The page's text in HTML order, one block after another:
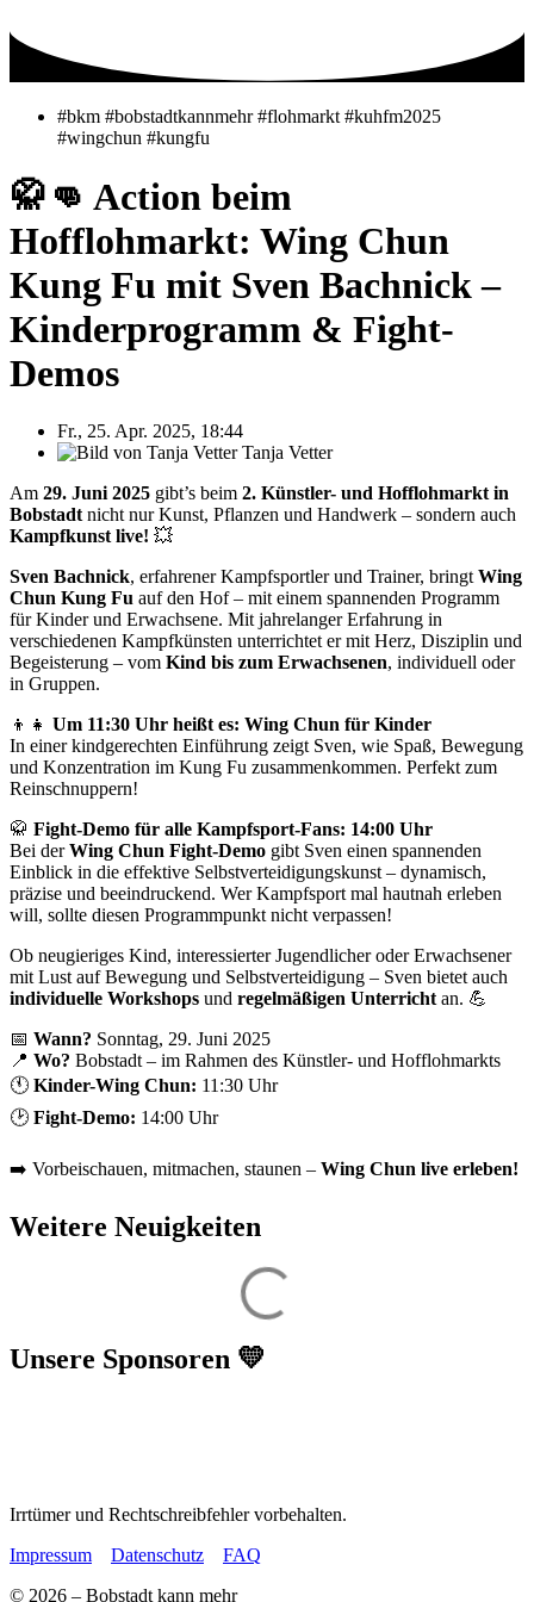
Inhalt
springen
#bkm #bobstadtkannmehr #flohmarkt #kuhfm2025
#wingchun #kungfu
🥋👊 Action beim
Hofflohmarkt: Wing Chun
Kung Fu mit Sven Bachnick –
Kinderprogramm & Fight-
Demos
Fr., 25. Apr. 2025, 18:44
Tanja Vetter
Am 29. Juni 2025 gibt’s beim 2. Künstler- und Hofflohmarkt in
Bobstadt nicht nur Kunst, Pflanzen und Handwerk – sondern auch
Kampfkunst live! 💥
Sven Bachnick, erfahrener Kampfsportler und Trainer, bringt Wing
Chun Kung Fu auf den Hof – mit einem spannenden Programm
für Kinder und Erwachsene. Mit jahrelanger Erfahrung in
verschiedenen Kampfkünsten unterrichtet er mit Herz, Disziplin und
Begeisterung – vom Kind bis zum Erwachsenen, individuell oder
in Gruppen.
👦👧 Um 11:30 Uhr heißt es: Wing Chun für Kinder
In einer kindgerechten Einführung zeigt Sven, wie Spaß, Bewegung
und Konzentration im Kung Fu zusammenkommen. Perfekt zum
Reinschnuppern!
🥋 Fight-Demo für alle Kampfsport-Fans: 14:00 Uhr
Bei derWing Chun Fight-Demo gibt Sven einen spannenden
Einblick in die effektive Selbstverteidigungskunst – dynamisch,
präzise und beeindruckend. Wer Kampfsport mal hautnah erleben
will, sollte diesen Programmpunkt nicht verpassen!
Ob neugieriges Kind, interessierter Jugendlicher oder Erwachsener
mit Lust auf Bewegung und Selbstverteidigung – Sven bietet auch
individuelle Workshops und regelmäßigen Unterricht an. 💪
📅 Wann? Sonntag, 29. Juni 2025
📍 Wo? Bobstadt – im Rahmen des Künstler- und Hofflohmarkts
🕚 Kinder-Wing Chun: 11:30 Uhr
🕑 Fight-Demo: 14:00 Uhr
➡️ Vorbeischauen, mitmachen, staunen – Wing Chun live erleben!
Weitere Neuigkeiten
Unsere Sponsoren 💛
Irrtümer und Rechtschreibfehler vorbehalten.
Impressum
Datenschutz
FAQ
© 2026 – Bobstadt kann mehr